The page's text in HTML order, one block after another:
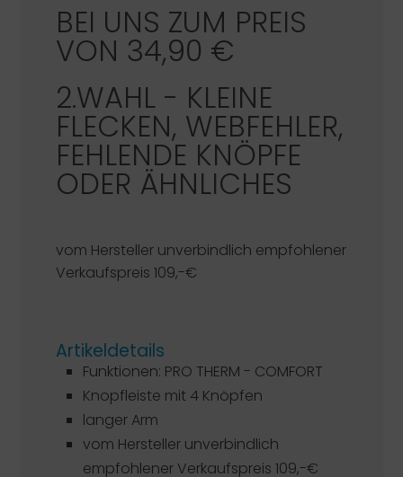
BEI UNS ZUM PREIS
VON 34,90 €
2.WAHL - KLEINE
FLECKEN, WEBFEHLER,
FEHLENDE KNÖPFE
ODER ÄHNLICHES
vom Hersteller unverbindlich empfohlener
Verkaufspreis 109,-€
Artikeldetails
Funktionen: PRO THERM - COMFORT
Knopfleiste mit 4 Knöpfen
langer Arm
vom Hersteller unverbindlich
empfohlener Verkaufspreis 109,-€